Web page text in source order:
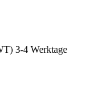
3-4 Werktage